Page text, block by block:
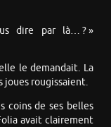
dire par là… ? »
le demandait. La
joues rougissaient.
coins de ses belles
avait clairement